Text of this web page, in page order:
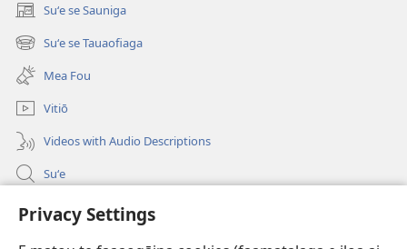
Privacy Settings
Suʻe se Sauniga
(tatala
se
isi
polokalame)
Suʻe se Tauaofiaga
(tatala
se
isi
polokalame)
Mea Fou
Vitiō
Videos with Audio Descriptions
Suʻe
Faamatalaga mo Ofisa o le Malo